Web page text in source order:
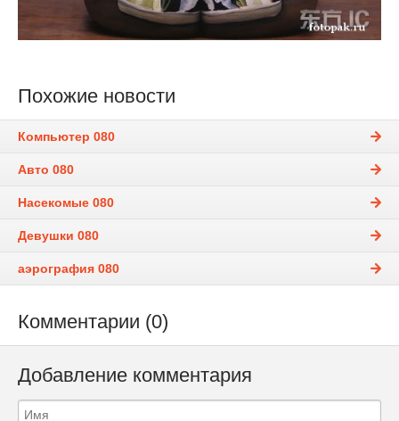
Похожие новости
Компьютер 080
Авто 080
Насекомые 080
Девушки 080
аэрография 080
Комментарии (0)
Добавление комментария